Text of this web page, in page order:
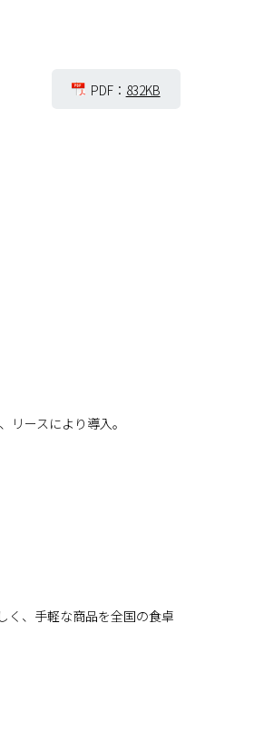
PDF： 832KB
リースにより導入。
く、手軽な商品を全国の食卓